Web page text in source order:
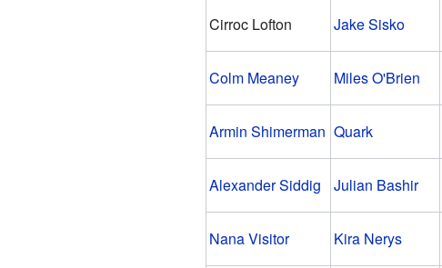
Cirroc Lofton Jake Sisko
Colm Meaney Miles O'Brien
Armin Shimerman Quark
Alexander Siddig Julian Bashir
Nana Visitor Kira Nerys